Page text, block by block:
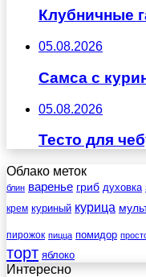
Клубничные
05.08.2026
Самса с
05.08.2026
Тесто для
Облако меток
блин варенье гриб духовка
крем куриный курица
пирожок пицца помидор
торт яблоко
Интересно